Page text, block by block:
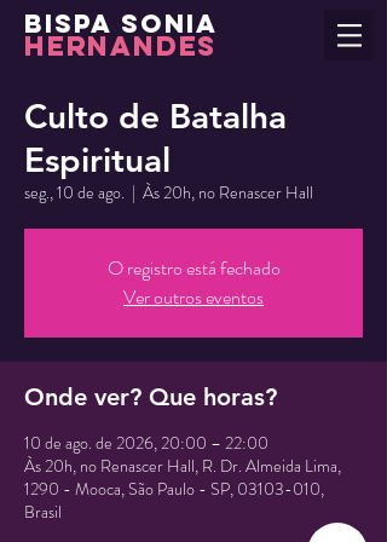
BISPA SONIA
HERNANDES
Culto de Batalha
Espiritual
seg., 10 de ago.
  |
Às 20h, no Renascer Hall
O registro está fechado
Ver outros eventos
Onde ver? Que horas?
10 de ago. de 2026, 20:00 – 22:00
Às 20h, no Renascer Hall, R. Dr. Almeida Lima,
1290 - Mooca, São Paulo - SP, 03103-010,
Brasil